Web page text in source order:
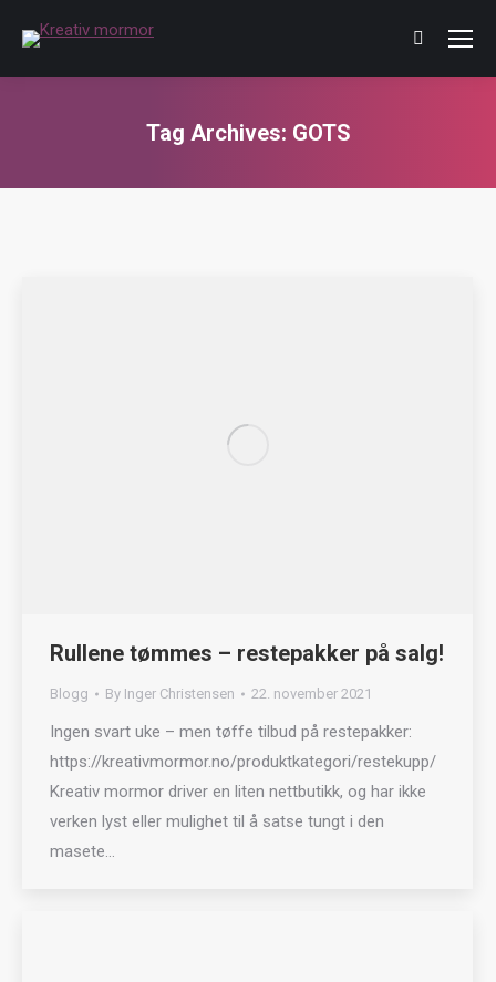
Tag Archives: GOTS
Rullene tømmes – restepakker på salg!
Blogg By Inger Christensen 22. november 2021
Ingen svart uke – men tøffe tilbud på restepakker:
https://kreativmormor.no/produktkategori/restekupp/
Kreativ mormor driver en liten nettbutikk, og har ikke
verken lyst eller mulighet til å satse tungt i den
masete…